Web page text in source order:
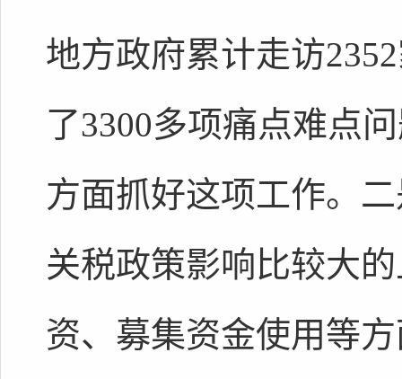
地方政府累计走访
了3300多项痛点难点
方面抓好这项工作。
关税政策影响比较大
资、募集资金使用等